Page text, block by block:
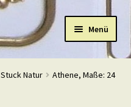
Menü
Stuck Natur
Athene, Maße: 24